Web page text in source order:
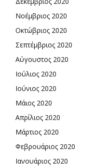
Νοέμβριος 2020
Οκτώβριος 2020
Σεπτέμβριος 2020
Αύγουστος 2020
Ιούλιος 2020
Ιούνιος 2020
Μάιος 2020
Απρίλιος 2020
Μάρτιος 2020
Φεβρουάριος 2020
Ιανουάριος 2020